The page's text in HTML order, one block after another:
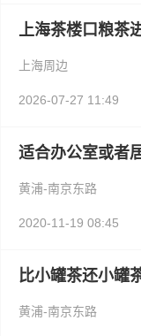
上海茶楼口粮茶
上海周边
2026-07-27 11:49
适合办公室或者
黄浦-南京东路
2020-11-19 08:45
比小罐茶还小罐
黄浦-南京东路